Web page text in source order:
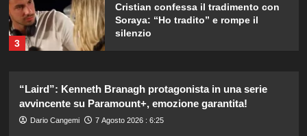
3
Cristian confessa il tradimento con
Soraya: “Ho tradito” e rompe il
silenzio
4
emozionanti in motoslitta sul
secondo ghiacciaio più grande
“Laird”: Kenneth Branagh protagonista in una serie
avvincente su Paramount+, emozione garantita!
Dario Cangemi 7 Agosto 2026 : 6:25